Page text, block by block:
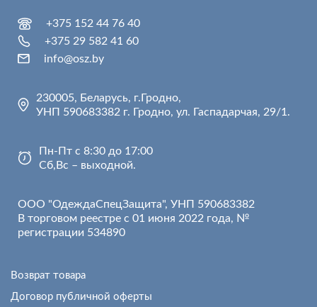
+375 152 44 76 40
+375 29 582 41 60
info@osz.by
230005, Беларусь, г.Гродно,
УНП 590683382 г. Гродно, ул. Гаспадарчая, 29/1.
Пн-Пт с 8:30 до 17:00
Сб,Вс – выходной.
ООО "ОдеждаСпецЗащита", УНП 590683382
В торговом реестре с 01 июня 2022 года, №
регистрации 534890
Возврат товара
Договор публичной оферты